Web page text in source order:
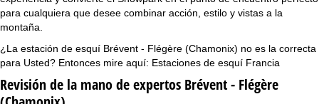
para cualquiera que desee combinar acción, estilo y vistas a la
montaña.
¿La estación de esquí Brévent - Flégère (Chamonix) no es la correcta
para Usted? Entonces mire aquí: Estaciones de esquí Francia
Revisión de la mano de expertos Brévent - Flégère